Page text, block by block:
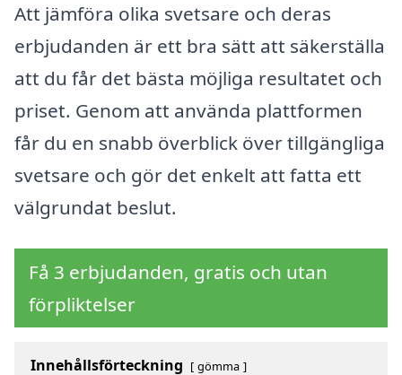
Att jämföra olika svetsare och deras
erbjudanden är ett bra sätt att säkerställa
att du får det bästa möjliga resultatet och
priset. Genom att använda plattformen
får du en snabb överblick över tillgängliga
svetsare och gör det enkelt att fatta ett
välgrundat beslut.
Få 3 erbjudanden, gratis och utan
förpliktelser
Innehållsförteckning gömma